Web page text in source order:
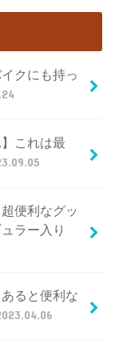
クにも持っ
これは最
便利なグッ
ラー入り
ると便利な